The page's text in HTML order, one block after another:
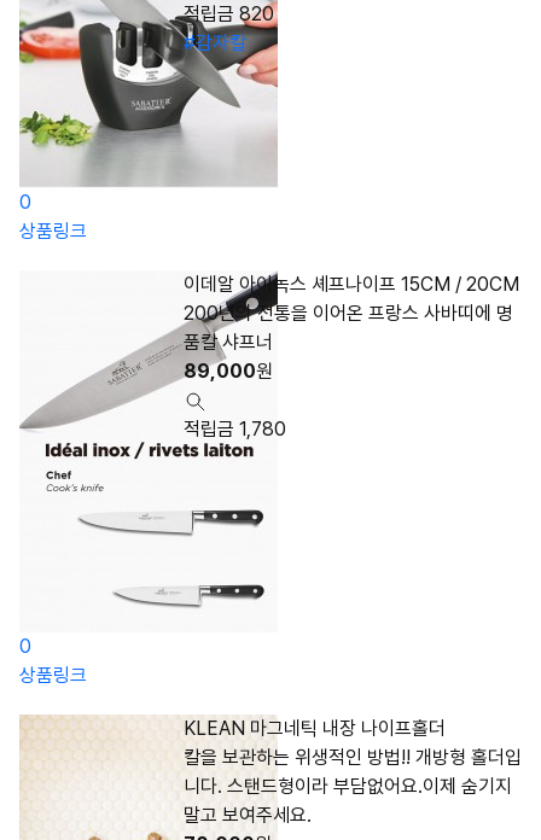
0
적립금 820
#감자칼
상품링크
0
이데알 아이녹스 셰프나이프 15CM / 20CM
200년의 전통을 이어온 프랑스 사바띠에 명
품칼 샤프너
89,000원
적립금 1,780
상품링크
KLEAN 마그네틱 내장 나이프홀더
칼을 보관하는 위생적인 방법!! 개방형 홀더입
니다. 스탠드형이라 부담없어요.이제 숨기지
말고 보여주세요.